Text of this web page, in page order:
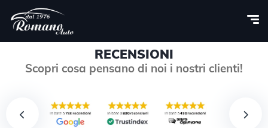
RECENSIONI
Scopri cosa pensano di noi i nostri clienti!